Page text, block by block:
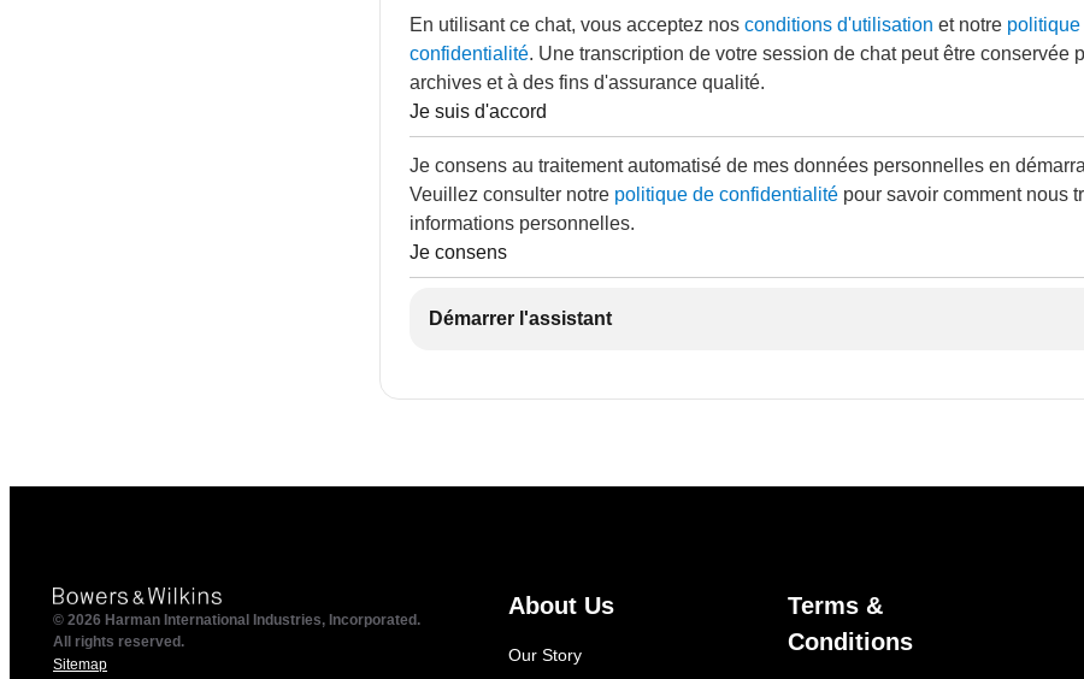
En utilisant ce chat, vous acceptez nos conditions d'utilisation et notre politique
confidentialité. Une transcription de votre session de chat peut être conservée
archives et à des fins d'assurance qualité.
Je suis d'accord
Je consens au traitement automatisé de mes données personnelles en
Veuillez consulter notre politique de confidentialité pour savoir comment nous
informations personnelles.
Je consens
Démarrer l'assistant
© 2026 Harman International Industries, Incorporated.
All rights reserved.
Sitemap
About Us
Our Story
Terms &
Conditions